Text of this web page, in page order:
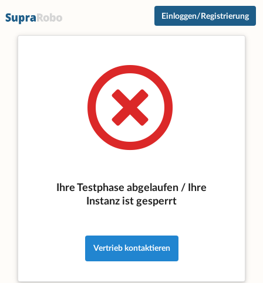
Einloggen/Registrierung
Ihre Testphase abgelaufen / Ihre
Instanz ist gesperrt
Vertrieb kontaktieren